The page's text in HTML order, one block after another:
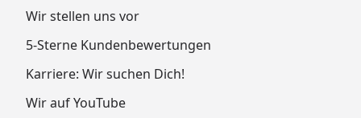
Wir stellen uns vor
5-Sterne Kundenbewertungen
Karriere: Wir suchen Dich!
Wir auf YouTube